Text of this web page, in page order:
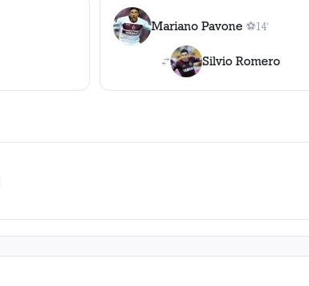
Mariano Pavone ⚽
1gol
14'
Silvio Romero